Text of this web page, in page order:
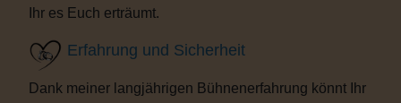
Ihr es Euch erträumt.
Erfahrung und Sicherheit
Dank meiner langjährigen Bühnenerfahrung könnt Ihr